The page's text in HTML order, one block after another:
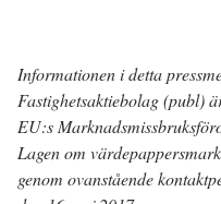
Informationen i detta
Fastighetsaktiebolag (publ)
EU:s
Lagen om
genom ovanstående